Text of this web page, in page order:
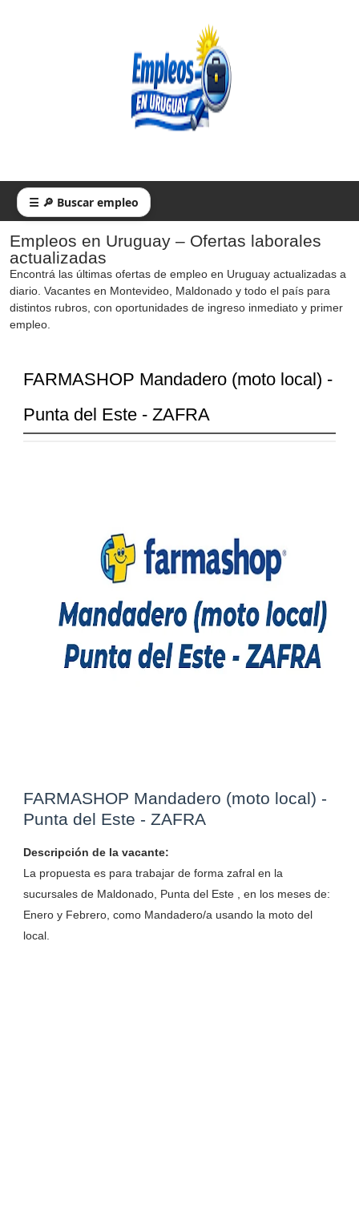
☰ 🔎 Buscar empleo
Empleos en Uruguay – Ofertas laborales
actualizadas
Encontrá las últimas ofertas de empleo en Uruguay actualizadas a
diario. Vacantes en Montevideo, Maldonado y todo el país para
distintos rubros, con oportunidades de ingreso inmediato y primer
empleo.
FARMASHOP Mandadero (moto local) -
Punta del Este - ZAFRA
FARMASHOP Mandadero (moto local) -
Punta del Este - ZAFRA
Descripción de la vacante:
La propuesta es para trabajar de forma zafral en la
sucursales de Maldonado, Punta del Este , en los meses de:
Enero y Febrero, como Mandadero/a usando la moto del
local.